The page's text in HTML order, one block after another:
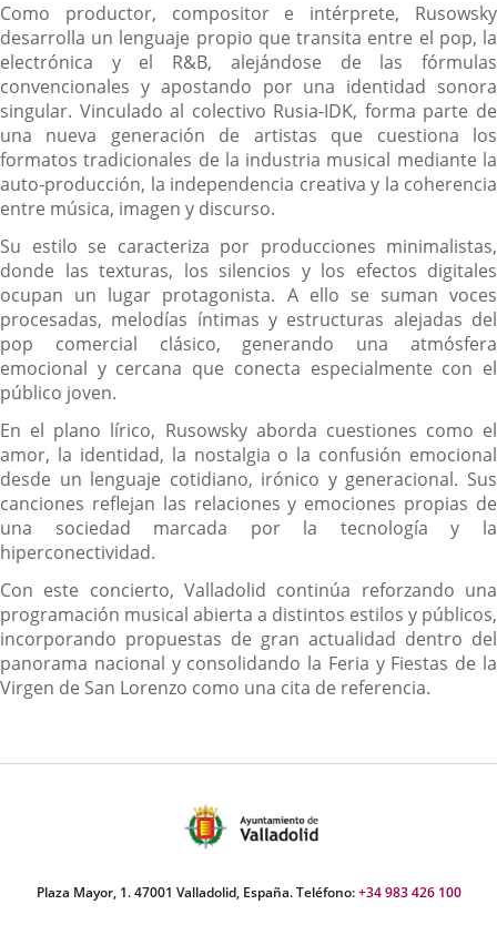
Como productor, compositor e intérprete, Rusowsky
desarrolla un lenguaje propio que transita entre el pop, la
electrónica y el R&B, alejándose de las fórmulas
convencionales y apostando por una identidad sonora
singular. Vinculado al colectivo Rusia-IDK, forma parte de
una nueva generación de artistas que cuestiona los
formatos tradicionales de la industria musical mediante la
auto-producción, la independencia creativa y la coherencia
entre música, imagen y discurso.
Su estilo se caracteriza por producciones minimalistas,
donde las texturas, los silencios y los efectos digitales
ocupan un lugar protagonista. A ello se suman voces
procesadas, melodías íntimas y estructuras alejadas del
pop comercial clásico, generando una atmósfera
emocional y cercana que conecta especialmente con el
público joven.
En el plano lírico, Rusowsky aborda cuestiones como el
amor, la identidad, la nostalgia o la confusión emocional
desde un lenguaje cotidiano, irónico y generacional. Sus
canciones reflejan las relaciones y emociones propias de
una sociedad marcada por la tecnología y la
hiperconectividad.
Con este concierto, Valladolid continúa reforzando una
programación musical abierta a distintos estilos y públicos,
incorporando propuestas de gran actualidad dentro del
panorama nacional y consolidando la Feria y Fiestas de la
Virgen de San Lorenzo como una cita de referencia.
Plaza Mayor, 1. 47001 Valladolid, España. Teléfono:+34 983 426 100